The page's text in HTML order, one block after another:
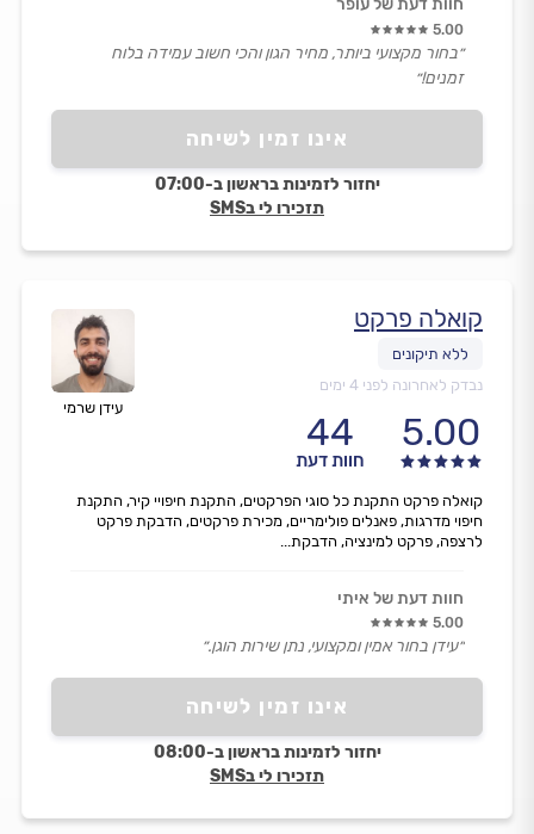
אינו זמין לשיחה
יחזור לזמינות בראשון ב-07:00
תזכירו לי בSMS
חוות דעת של עופר
5.00
״בחור מקצועי ביותר, מחיר הגון והכי חשוב עמידה בלוח
זמנים!״
עידן שרמי
קואלה פרקט
נבדק לאחרונה לפני 4 ימים
5.00
44
חוות דעת
אינו זמין לשיחה
יחזור לזמינות בראשון ב-08:00
תזכירו לי בSMS
קואלה פרקט התקנת כל סוגי הפרקטים, התקנת חיפויי קיר, התקנת
חיפוי מדרגות, פאנלים פולימריים, מכירת פרקטים, הדבקת פרקט
לרצפה, פרקט למינציה, הדבקת...
חוות דעת של איתי
5.00
״עידן בחור אמין ומקצועי, נתן שירות הוגן.״